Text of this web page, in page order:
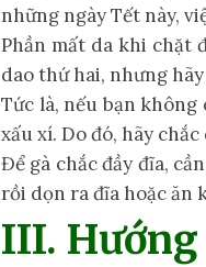
những ngày Tết này,
Phần mất da khi chặt
dao thứ hai, nhưng
Tức là, nếu bạn
xấu xí. Do đó, hãy
Để gà chắc đầy đĩa,
rồi dọn ra đĩa hoặc ăn
III.